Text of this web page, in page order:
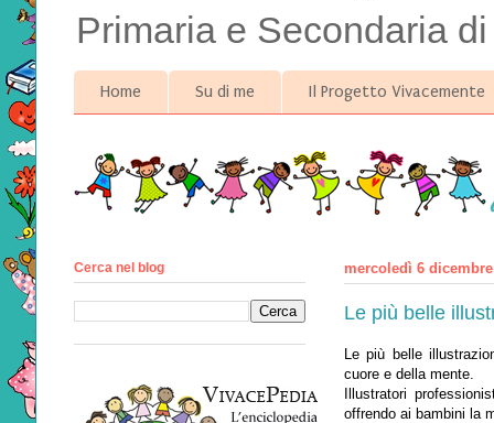
Primaria e Secondaria
Home Su di me Il Progetto Vivacemente
mercoledì 6 dicembre
Le più belle
Le più belle
cuore e della mente.
Illustratori
offrendo ai bambini la
Cerca nel blog